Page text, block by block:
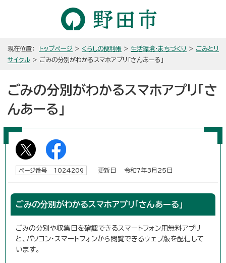
現在位置： トップページ > くらしの便利帳 > 生活環境・まちづくり > ごみとリ
サイクル > ごみの分別がわかるスマホアプリ「さんあーる」
ごみの分別がわかるスマホアプリ「さ
んあーる」
ページ番号 1024209 更新日 令和7年3月25日
ごみの分別がわかるスマホアプリ「さんあーる」
ごみの分別や収集日を確認できるスマートフォン用無料アプリ
と、パソコン・スマートフォンから閲覧できるウェブ版を配信して
います。